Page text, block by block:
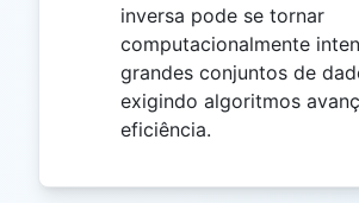
inversa pode se tornar
computacionalmente
grandes conjuntos de
exigindo algoritmos
eficiência.